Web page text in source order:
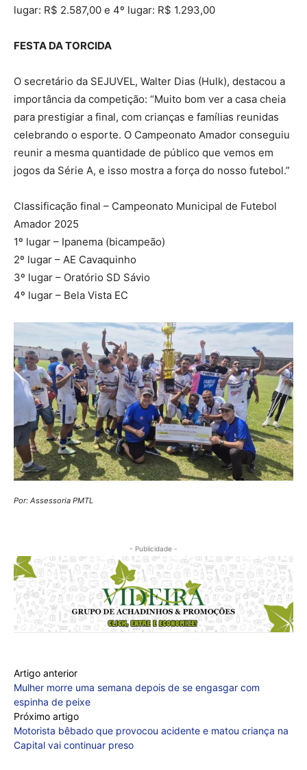
lugar: R$ 2.587,00 e 4º lugar: R$ 1.293,00
FESTA DA TORCIDA
O secretário da SEJUVEL, Walter Dias (Hulk), destacou a
importância da competição: “Muito bom ver a casa cheia
para prestigiar a final, com crianças e famílias reunidas
celebrando o esporte. O Campeonato Amador conseguiu
reunir a mesma quantidade de público que vemos em
jogos da Série A, e isso mostra a força do nosso futebol.”
Classificação final – Campeonato Municipal de Futebol
Amador 2025
1º lugar – Ipanema (bicampeão)
2º lugar – AE Cavaquinho
3º lugar – Oratório SD Sávio
4º lugar – Bela Vista EC
Por: Assessoria PMTL
- Publicidade -
Artigo anterior
Mulher morre uma semana depois de se engasgar com
espinha de peixe
Próximo artigo
Motorista bêbado que provocou acidente e matou criança na
Capital vai continuar preso